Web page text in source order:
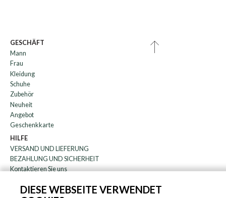
DIESE WEBSEITE VERWENDET
GESCHÄFT
Mann
Frau
Kleidung
Schuhe
Zubehör
Neuheit
Angebot
Geschenkkarte
HILFE
VERSAND UND LIEFERUNG
BEZAHLUNG UND SICHERHEIT
Kontaktieren Sie uns